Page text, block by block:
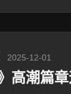
2025-12-01
高潮篇